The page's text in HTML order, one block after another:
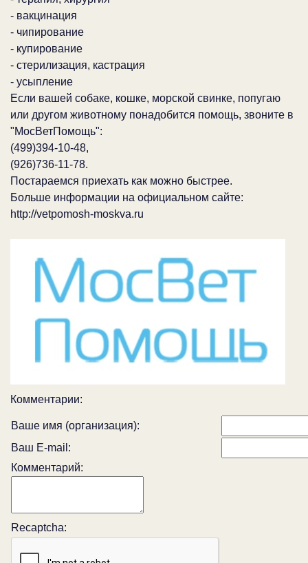
- вакцинация
- чипирование
- купирование
- стерилизация, кастрация
- усыпление
Если вашей собаке, кошке, морской свинке, попугаю
или другом животному понадобится помощь, звоните в
"МосВетПомощь":
(499)394-10-48,
(926)736-11-78.
Постараемся приехать как можно быстрее.
Больше информации на официальном сайте:
http://vetpomosh-moskva.ru
Комментарии:
Ваше имя (организация):
Ваш E-mail:
Комментарий:
Recaptcha: